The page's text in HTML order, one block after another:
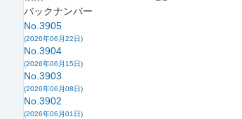
バックナンバー
No.3905
(2026年06月22日)
No.3904
(2026年06月15日)
No.3903
(2026年06月08日)
No.3902
(2026年06月01日)